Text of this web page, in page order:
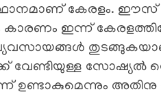
കേരളം.
കാരണം ഇന്ന്
വേണ്ടിയുള്ള സോഷ്യൽ
ഉണ്ടാകുമെന്നും അതിനു